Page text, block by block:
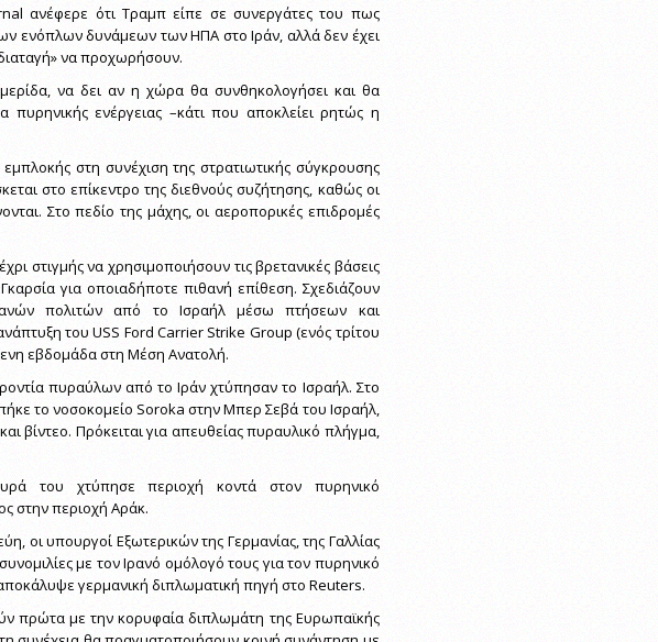
ανέφερε ότι Τραμπ είπε σε συνεργάτες του πως
ενόπλων δυνάμεων των ΗΠΑ στο Ιράν, αλλά δεν έχει
να προχωρήσουν.
να δει αν η χώρα θα συνθηκολογήσει και θα
πυρηνικής ενέργειας –κάτι που αποκλείει ρητώς η
στη συνέχιση της στρατιωτικής σύγκρουσης
στο επίκεντρο της διεθνούς συζήτησης, καθώς οι
Στο πεδίο της μάχης, οι αεροπορικές επιδρομές
στιγμής να χρησιμοποιήσουν τις βρετανικές βάσεις
για οποιαδήποτε πιθανή επίθεση. Σχεδιάζουν
πολιτών από το Ισραήλ μέσω πτήσεων και
του USS Ford Carrier Strike Group (ενός τρίτου
εβδομάδα στη Μέση Ανατολή.
πυραύλων από το Ιράν χτύπησαν το Ισραήλ. Στο
το νοσοκομείο Soroka στην Μπερ Σεβά του Ισραήλ,
βίντεο. Πρόκειται για απευθείας πυραυλικό πλήγμα,
του χτύπησε περιοχή κοντά στον πυρηνικό
στην περιοχή Αράκ.
οι υπουργοί Εξωτερικών της Γερμανίας, της Γαλλίας
με τον Ιρανό ομόλογό τους για τον πυρηνικό
γερμανική διπλωματική πηγή στο Reuters.
πρώτα με την κορυφαία διπλωμάτη της Ευρωπαϊκής